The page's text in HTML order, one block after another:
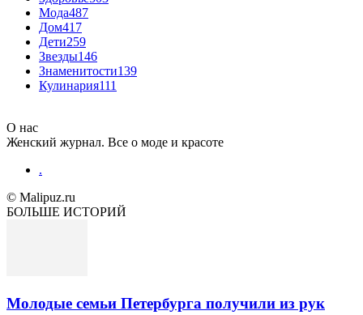
Мода487
Дом417
Дети259
Звезды146
Знаменитости139
Кулинария111
О нас
Женский журнал. Все о моде и красоте
.
© Malipuz.ru
БОЛЬШЕ ИСТОРИЙ
Молодые семьи Петербурга получили из рук